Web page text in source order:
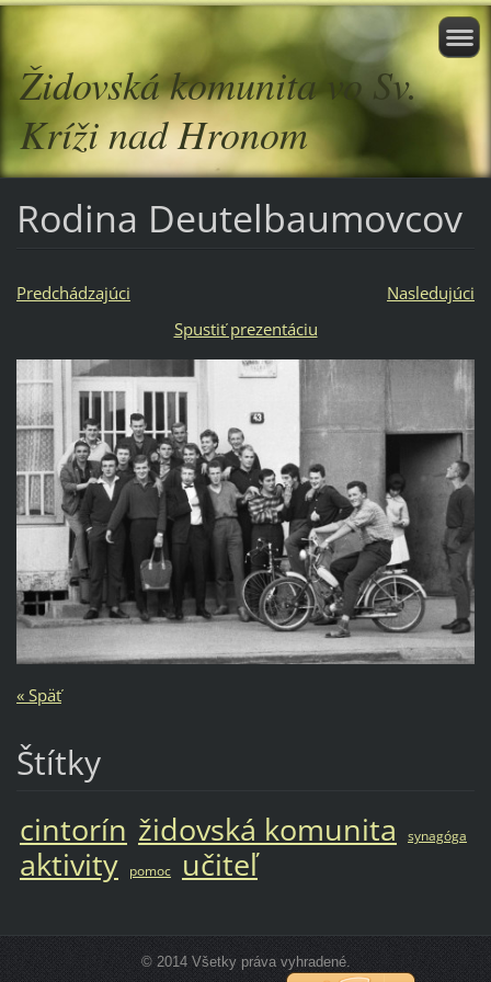
Židovská komunita vo Sv.
Kríži nad Hronom
Rodina Deutelbaumovcov
Predchádzajúci
Nasledujúci
Spustiť prezentáciu
« Späť
Štítky
cintorín židovská komunita synagóga
aktivity pomoc učiteľ
© 2014 Všetky práva vyhradené.